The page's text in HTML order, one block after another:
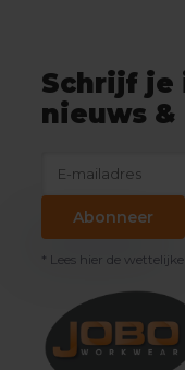
Schrijf je
nieuws &
Abonneer
* Lees hier de